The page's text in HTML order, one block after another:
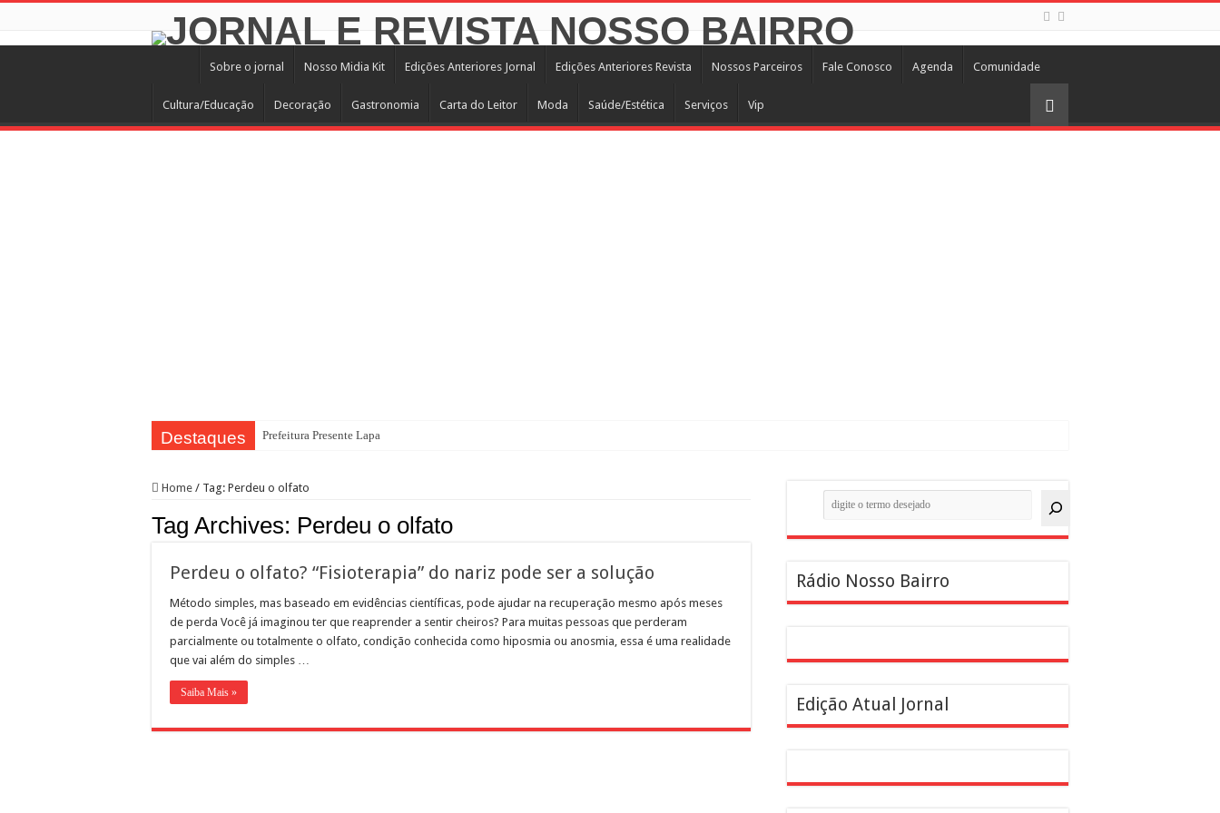
Sobre o jornal Nosso Midia Kit Edições Anteriores Jornal Edições Anteriores Revista Nossos Parceiros Fale Conosco Agenda Comunidade
Cultura/Educação Decoração Gastronomia Carta do Leitor Moda Saúde/Estética Serviços Vip
Destaques Prefeitura Presente Lapa
Home / Tag: Perdeu o olfato
Tag Archives: Perdeu o olfato
Perdeu o olfato? “Fisioterapia” do nariz pode ser a solução
Método simples, mas baseado em evidências científicas, pode ajudar na recuperação mesmo após meses
de perda Você já imaginou ter que reaprender a sentir cheiros? Para muitas pessoas que perderam
parcialmente ou totalmente o olfato, condição conhecida como hiposmia ou anosmia, essa é uma realidade
que vai além do simples …
Saiba Mais »
Pesquisar
Rádio Nosso Bairro
Edição Atual Jornal